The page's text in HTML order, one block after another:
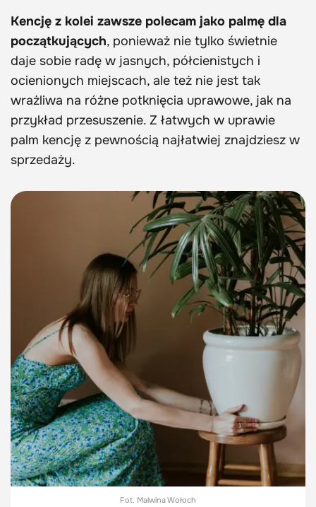
Kencję z kolei zawsze polecam jako palmę dla
początkujących, ponieważ nie tylko świetnie
daje sobie radę w jasnych, półcienistych i
ocienionych miejscach, ale też nie jest tak
wrażliwa na różne potknięcia uprawowe, jak na
przykład przesuszenie. Z łatwych w uprawie
palm kencję z pewnością najłatwiej znajdziesz w
sprzedaży.
Fot. Malwina Wołoch